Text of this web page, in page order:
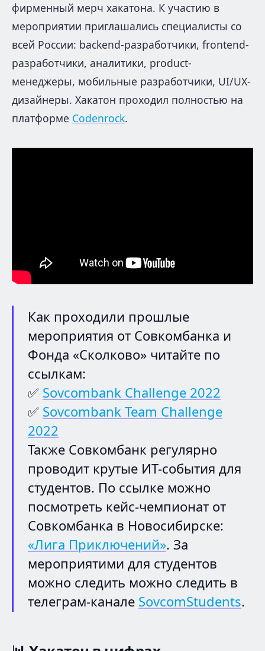
фирменный мерч хакатона. К участию в
мероприятии приглашались специалисты со
всей России: backend-разработчики, frontend-
разработчики, аналитики, product-
менеджеры, мобильные разработчики, UI/UX-
дизайнеры. Хакатон проходил полностью на
платформе Codenrock.
Как проходили прошлые
мероприятия от Совкомбанка и
Фонда «Сколково» читайте по
ссылкам:
✅ Sovcombank Challenge 2022
✅ Sovcombank Team Challenge
2022
Также Совкомбанк регулярно
проводит крутые ИТ-события для
студентов. По ссылке можно
посмотреть кейс-чемпионат от
Совкомбанка в Новосибирске:
«Лига Приключений». За
мероприятими для студентов
можно следить можно следить в
телеграм-канале SovcomStudents.